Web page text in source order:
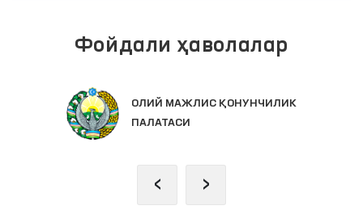
Фойдали ҳаволалар
ОЛИЙ МАЖЛИС ҚОНУНЧИЛИК
ПАЛАТАСИ
‹ ›